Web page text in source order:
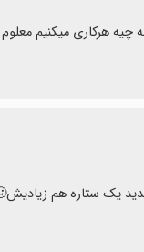
روشن‌تر رابط کاربری
چیه هرکاری میکنیم
یک ستاره هم